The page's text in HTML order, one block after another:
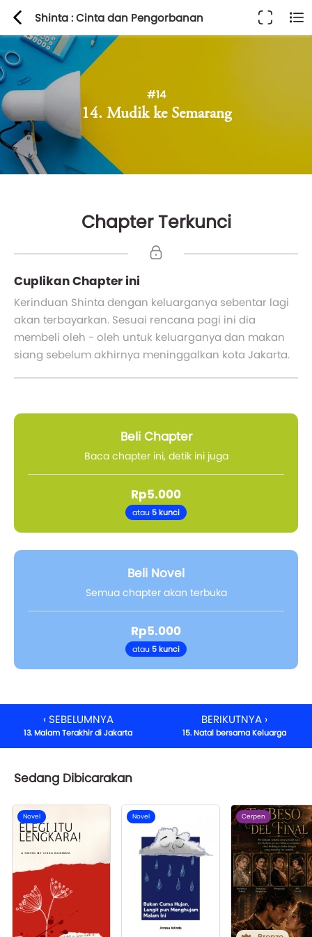
Shinta : Cinta dan Pengorbanan
#14
14. Mudik ke Semarang
Chapter Terkunci
Cuplikan Chapter ini
Kerinduan Shinta dengan keluarganya sebentar lagi
akan terbayarkan. Sesuai rencana pagi ini dia
membeli oleh - oleh untuk keluarganya dan makan
siang sebelum akhirnya meninggalkan kota Jakarta.
Beli Chapter
Baca chapter ini, detik ini juga
Rp5.000
atau 5 kunci
Beli Novel
Semua chapter akan terbuka
Rp5.000
atau 5 kunci
‹ SEBELUMNYA
13. Malam Terakhir di Jakarta
BERIKUTNYA ›
15. Natal bersama Keluarga
Sedang Dibicarakan
Novel Novel Cerpen